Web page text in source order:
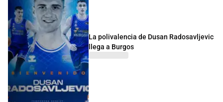
La polivalencia de Dusan Radosavljevic
llega a Burgos